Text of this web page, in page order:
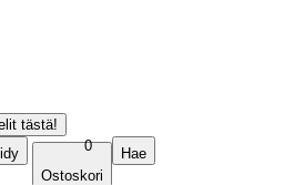
tästä!
0
Ostoskori
Hae